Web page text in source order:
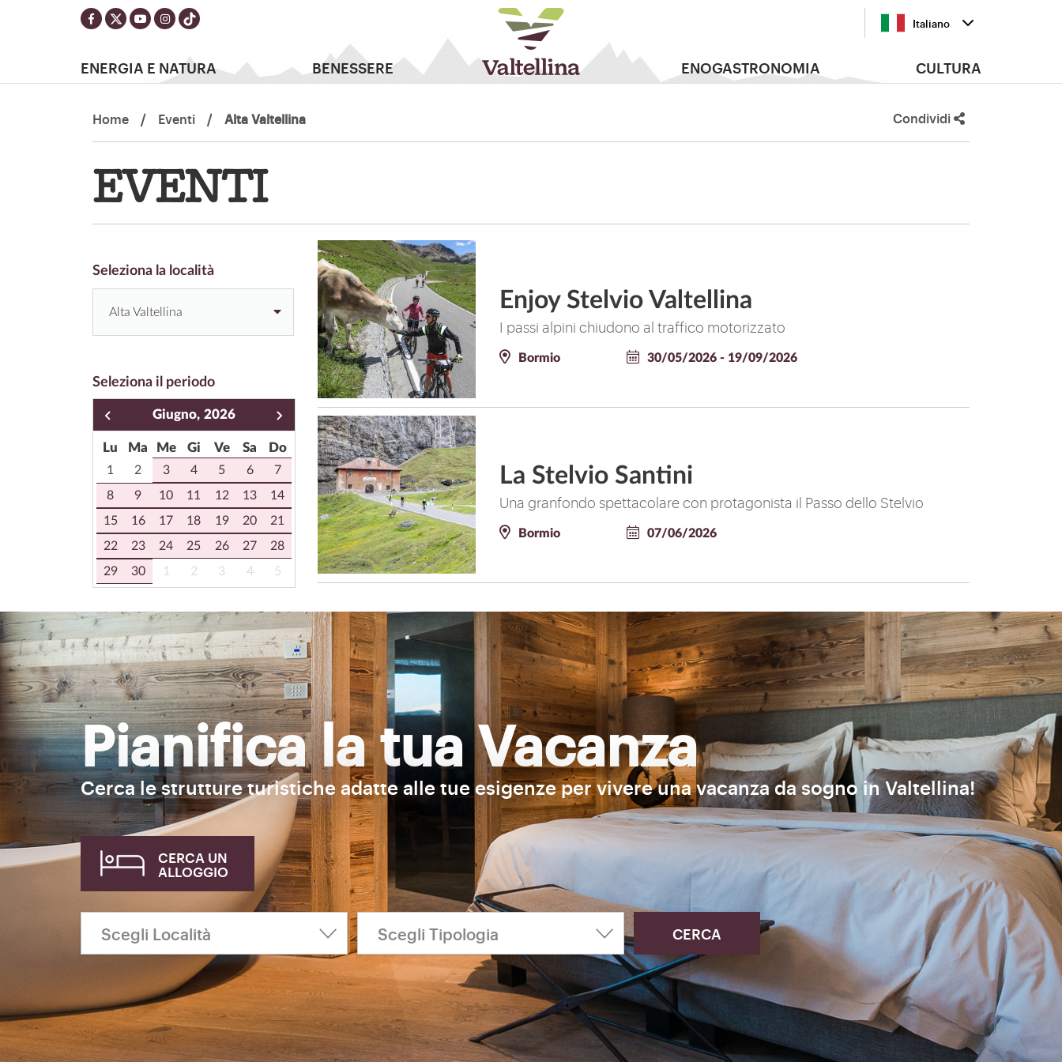
Italiano
ENERGIA E NATURA BENESSERE ENOGASTRONOMIA CULTURA
Home / Eventi / Alta Valtellina Condividi
EVENTI
Seleziona la località
Alta Valtellina
Seleziona il periodo
Giugno, 2026
Lu Ma Me Gi Ve Sa Do
1 2 3 4 5 6
7
8
9 10 11 12 13
14
15
16 17 18 19 20
21
22
23 24 25 26 27
28
29
30 1 2 3 4 5
Enjoy Stelvio Valtellina
I passi alpini chiudono al traffico motorizzato
Bormio 30/05/2026 - 19/09/2026
La Stelvio Santini
Una granfondo spettacolare con protagonista il Passo dello Stelvio
Bormio 07/06/2026
Pianifica la tua Vacanza
Cerca le strutture turistiche adatte alle tue esigenze per vivere una vacanza da sogno in Valtellina!
CERCA UN
ALLOGGIO